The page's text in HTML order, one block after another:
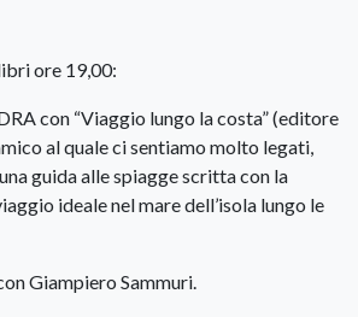
ore 19,00:
con “Viaggio lungo la costa” (editore
al quale ci sentiamo molto legati,
guida alle spiagge scritta con la
ideale nel mare dell’isola lungo le
Giampiero Sammuri.